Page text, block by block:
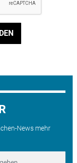
News mehr